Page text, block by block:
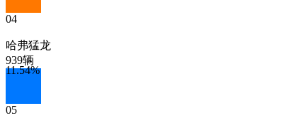
11.54%
04
哈弗猛龙
939辆
05